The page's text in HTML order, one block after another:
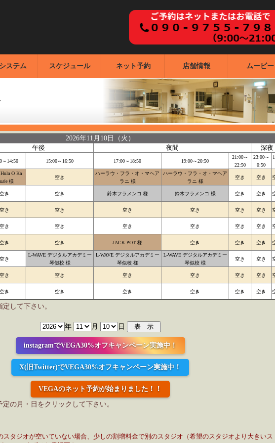
ステム スケジュール ネット予約 店舗情報 ムービー
2026年11月10日（火）
午後 夜間 深夜
～14:50 15:00～16:50 17:00～18:50 19:00～20:50
21:00～
22:50
23:00～
0:50
O Ka
様
空き
ハーラウ・フラ・オ・マヘア
ラニ 様
ハーラウ・フラ・オ・マヘア
ラニ 様
空き 空き
空き 空き 鈴木フラメンコ 様 鈴木フラメンコ 様 空き 空き
空き 空き 空き 空き 空き 空き
空き 空き 空き 空き 空き 空き
空き 空き JACK POT 様 空き 空き 空き
空き
L-WAVE デジタルアカデミー
琴似校 様
L-WAVE デジタルアカデミー
琴似校 様
L-WAVE デジタルアカデミー
琴似校 様
空き 空き
空き 空き 空き 空き 空き 空き
空き 空き 空き 空き 空き 空き
して下さい。
年 月 日
instagramでVEGA30%オフキャンペーン実施中！
X(旧Twitter)でVEGA30%オフキャンペーン実施中！
VEGAのネット予約が始まりました！！
の月・日をクリックして下さい。
スタジオが空いていない場合、少しの割増料金で別のスタジオ（希望のスタジオより大きいス